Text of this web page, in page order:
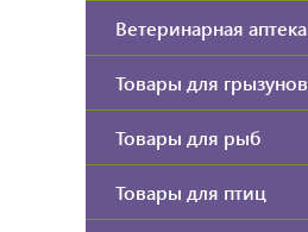
Ветеринарная аптека
Товары для грызунов
Товары для рыб
Товары для птиц